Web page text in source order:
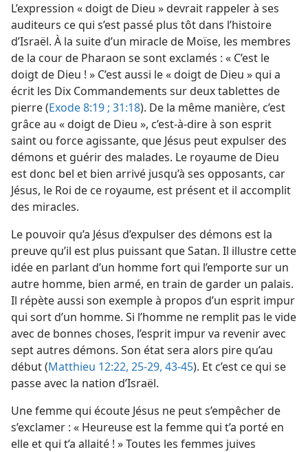
L’expression « doigt de Dieu » devrait rappeler à ses
auditeurs ce qui s’est passé plus tôt dans l’histoire
d’Israël. À la suite d’un miracle de Moïse, les membres
de la cour de Pharaon se sont exclamés : « C’est le
doigt de Dieu ! » C’est aussi le « doigt de Dieu » qui a
écrit les Dix Commandements sur deux tablettes de
pierre (Exode 8:19 ; 31:18). De la même manière, c’est
grâce au « doigt de Dieu », c’est-à-dire à son esprit
saint ou force agissante, que Jésus peut expulser des
démons et guérir des malades. Le royaume de Dieu
est donc bel et bien arrivé jusqu’à ses opposants, car
Jésus, le Roi de ce royaume, est présent et il accomplit
des miracles.
Le pouvoir qu’a Jésus d’expulser des démons est la
preuve qu’il est plus puissant que Satan. Il illustre cette
idée en parlant d’un homme fort qui l’emporte sur un
autre homme, bien armé, en train de garder un palais.
Il répète aussi son exemple à propos d’un esprit impur
qui sort d’un homme. Si l’homme ne remplit pas le vide
avec de bonnes choses, l’esprit impur va revenir avec
sept autres démons. Son état sera alors pire qu’au
début (Matthieu 12:22, 25-29, 43-45). Et c’est ce qui se
passe avec la nation d’Israël.
Une femme qui écoute Jésus ne peut s’empêcher de
s’exclamer : « Heureuse est la femme qui t’a porté en
elle et qui t’a allaité ! » Toutes les femmes juives